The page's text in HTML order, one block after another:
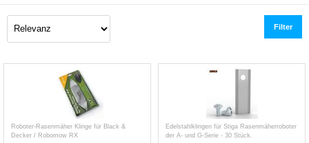
Filter
Roboter-Rasenmäher Klinge für Black &
Decker / Robomow RX
Edelstahlklingen für Stiga Rasenmäherroboter
der A- und G-Serie - 30 Stück.